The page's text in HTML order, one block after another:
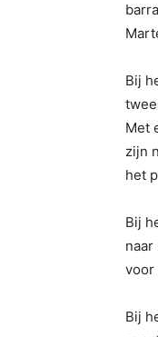
Bij
Met
zijn
het
Bij
voor
Bij